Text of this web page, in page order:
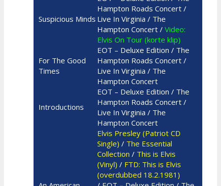
Suspicious Minds
Hampton Roads Concert /
Live In Virginia / The
Hampton Concert / Video:
Elvis On Tour (korte klip)
For The Good
Times
EOT – Deluxe Edition / The
Hampton Roads Concert /
Live In Virginia / The
Hampton Concert
Introductions
EOT – Deluxe Edition / The
Hampton Roads Concert /
Live In Virginia / The
Hampton Concert
Elvis Presley (Patriot CD
Single) / The Essential
Collection / This is Elvis
(Vinyl) / FTD: This is Elvis
(overdubbed 18.2.1981)